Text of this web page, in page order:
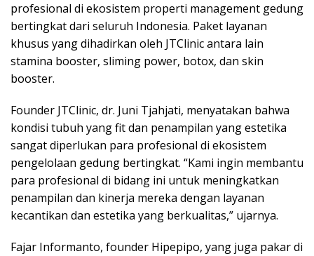
profesional di ekosistem properti management gedung
bertingkat dari seluruh Indonesia. Paket layanan
khusus yang dihadirkan oleh JTClinic antara lain
stamina booster, sliming power, botox, dan skin
booster.
Founder JTClinic, dr. Juni Tjahjati, menyatakan bahwa
kondisi tubuh yang fit dan penampilan yang estetika
sangat diperlukan para profesional di ekosistem
pengelolaan gedung bertingkat. “Kami ingin membantu
para profesional di bidang ini untuk meningkatkan
penampilan dan kinerja mereka dengan layanan
kecantikan dan estetika yang berkualitas,” ujarnya.
Fajar Informanto, founder Hipepipo, yang juga pakar di